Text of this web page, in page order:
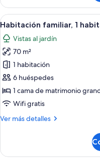
de
diseño
Abrir
todas
las
fotos
de
Habitación
familiar,
1
habitación,
cocina
12
Habitación familiar, 1
Vistas al jardín
70 m²
1 habitación
6 huéspedes
1 cama de matrimonio
Wifi gratis
Ver más detalles
Más
familiar,